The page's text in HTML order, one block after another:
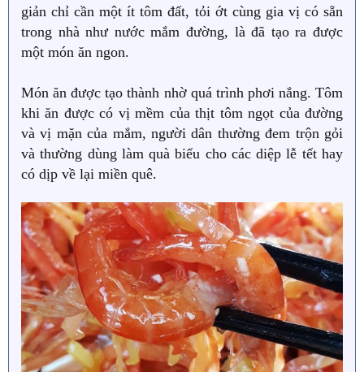
giản chỉ cần một ít tôm đất, tỏi ớt cùng gia vị có sẵn
trong nhà như nước mắm đường, là đã tạo ra được
một món ăn ngon.
Món ăn được tạo thành nhờ quá trình phơi nắng. Tôm
khi ăn được có vị mềm của thịt tôm ngọt của đường
và vị mặn của mắm, người dân thường đem trộn gỏi
và thường dùng làm quà biếu cho các diệp lễ tết hay
có dịp về lại miền quê.